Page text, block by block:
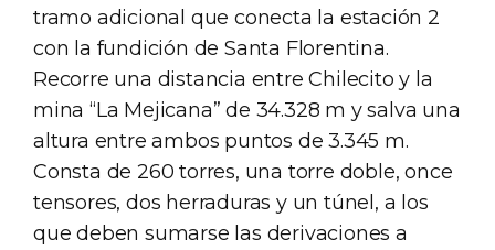
tramo adicional que conecta la estación 2
con la fundición de Santa Florentina.
Recorre una distancia entre Chilecito y la
mina “La Mejicana” de 34.328 m y salva una
altura entre ambos puntos de 3.345 m.
Consta de 260 torres, una torre doble, once
tensores, dos herraduras y un túnel, a los
que deben sumarse las derivaciones a